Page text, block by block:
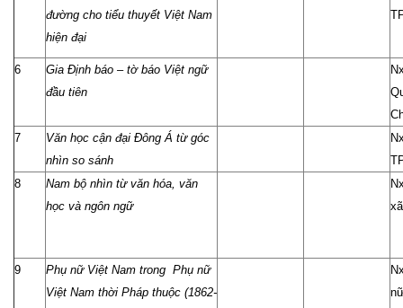
đường cho tiểu thuyết Việt Nam
hiện đại
6
Gia Định báo – tờ báo Việt ngữ
đầu tiên
7
Văn học cận đại Đông Á từ góc
nhìn so sánh
8
Nam bộ nhìn từ văn hóa, văn
học và ngôn ngữ
9
Phụ nữ Việt Nam trong Phụ nữ
Việt Nam thời Pháp thuộc (1862-